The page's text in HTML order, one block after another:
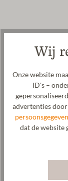
Alpaca wollen
van deze sneaker
rubberen
De zachte
onaangename
alpaca wollen
eigenschappen
de winter
sneaker vindt
naleving van de
Wij
Onze website
ID's –
advertenties door
dat de website